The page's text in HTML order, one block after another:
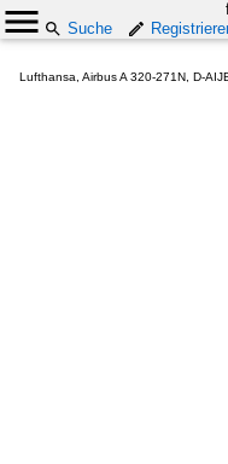
Suche
Lufthansa, Airbus A 320-271N, D-